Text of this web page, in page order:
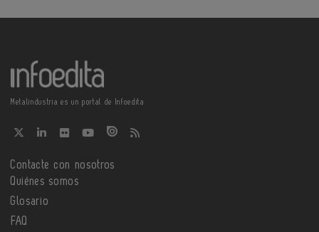
Metalindustria es un portal de Infoedita
Contacte con nosotros
Quiénes somos
Glosario
FAQ